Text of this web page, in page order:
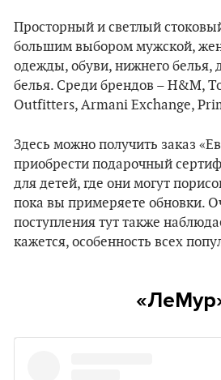
Просторный и светлый
большим выбором мужской,
одежды, обуви, нижнего белья,
белья. Среди брендов – H&M,
Outfitters, Armani Exchange,
Здесь можно получить заказ
приобрести подарочный
для детей, где они могут
пока вы примеряете обновки.
поступления тут также
кажется, особенность всех